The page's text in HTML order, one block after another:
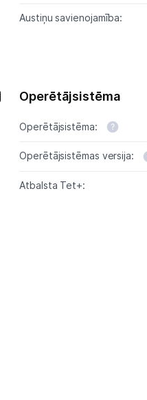
Austiņu savienojamība:
Operētājsistēma
Operētājsistēma:
Operētājsistēmas versija:
Atbalsta Tet+: